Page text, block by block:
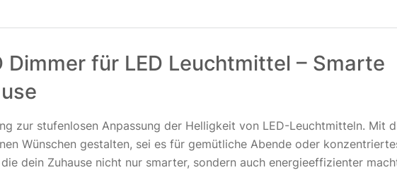
Dimmer für LED Leuchtmittel – Smarte
zur stufenlosen Anpassung der Helligkeit von LED-Leuchtmitteln. Mit
Wünschen gestalten, sei es für gemütliche Abende oder
dein Zuhause nicht nur smarter, sondern auch energieeffizienter